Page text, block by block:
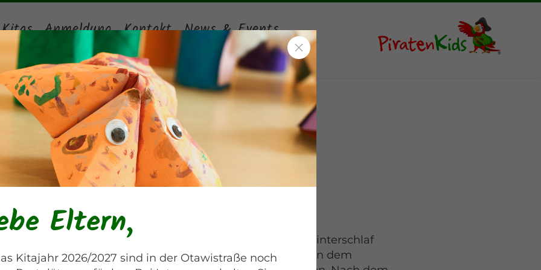
Anmeldung Kontakt News & Events
Hotel Winterschlaf
Blankenburger Chaussee
geht es darum, welche Tiere im Winter in den Winterschlaf
Buches wurde überlegt, was der Unterschied zwischen dem
Eltern,
Kitajahr 2026/2027 sind in der Otawistraße noch